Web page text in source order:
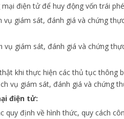
điện tử để huy động vốn trái
giám sát, đánh giá và chứng
giám sát, đánh giá và chứng
khi thực hiện các thủ tục
vụ giám sát, đánh giá và chứng
điện tử:
quy định về hình thức, quy cách